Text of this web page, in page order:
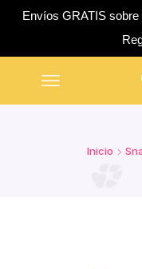
Envíos GRATIS
Inicio